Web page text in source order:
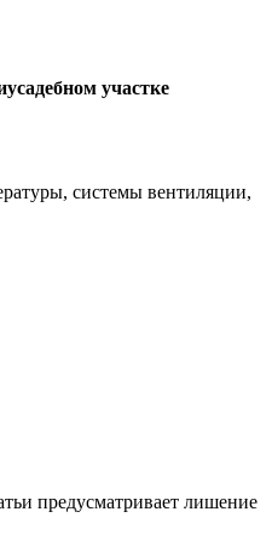
участке
системы вентиляции,
предусматривает лишение